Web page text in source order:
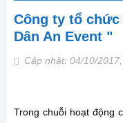
Công ty tổ
Dân An Event "
Cập nhật: 04/10/2017,
Trong chuỗi hoạt động